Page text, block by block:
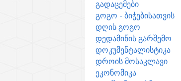
გადაცემები
გოგო - ბიჭებისათვის
დღის გოგო
დედამიწის გარშემო
დოკუმენტალისტიკა
დროის მოსაკლავი
ეკონომიკა